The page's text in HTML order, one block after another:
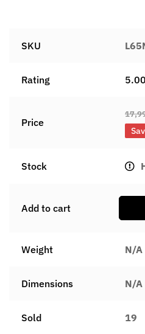
SKU
Rating 5.00
Price
Stock
Add to cart
Weight N/A
Dimensions N/A
Sold 19